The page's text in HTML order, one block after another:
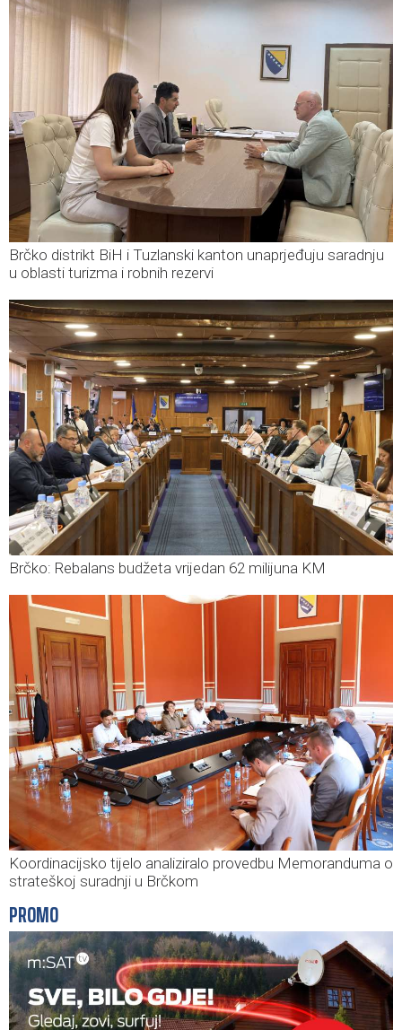
Brčko distrikt BiH i Tuzlanski kanton unaprjeđuju saradnju
u oblasti turizma i robnih rezervi
Brčko: Rebalans budžeta vrijedan 62 milijuna KM
Koordinacijsko tijelo analiziralo provedbu Memoranduma o
strateškoj suradnji u Brčkom
PROMO